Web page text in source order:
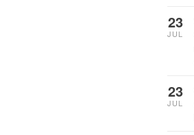
23
JUL
23
JUL